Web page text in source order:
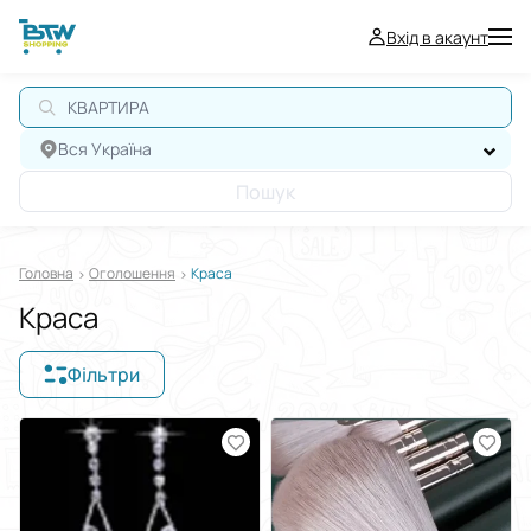
Вхід в акаунт
Вся Україна
Пошук
Головна Оголошення Краса
Краса
Фільтри
Відображати в $€₴
Сортувати за
Виберіть групу категорій